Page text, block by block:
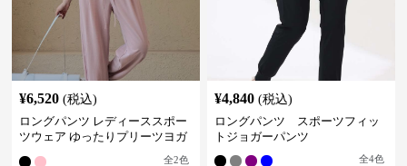
¥6,520 (税込)
ロングパンツ レディーススポー
ツウェア ゆったりプリーツヨガ
全2色
¥4,840 (税込)
ロングパンツ スポーツフィッ
トジョガーパンツ
全4色